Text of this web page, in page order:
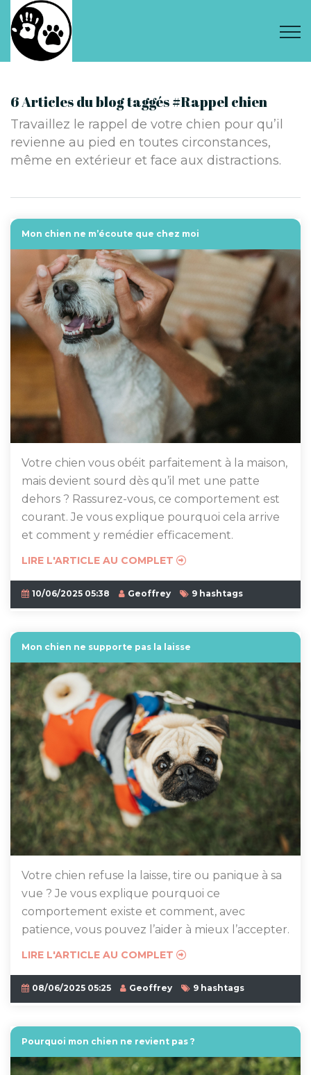
6 Articles du blog taggés #Rappel chien
Travaillez le rappel de votre chien pour qu’il
revienne au pied en toutes circonstances,
même en extérieur et face aux distractions.
Mon chien ne m’écoute que chez moi
Votre chien vous obéit parfaitement à la maison,
mais devient sourd dès qu’il met une patte
dehors ? Rassurez-vous, ce comportement est
courant. Je vous explique pourquoi cela arrive
et comment y remédier efficacement.
LIRE L'ARTICLE AU COMPLET
10/06/2025 05:38 Geoffrey 9 hashtags
Mon chien ne supporte pas la laisse
Votre chien refuse la laisse, tire ou panique à sa
vue ? Je vous explique pourquoi ce
comportement existe et comment, avec
patience, vous pouvez l’aider à mieux l’accepter.
LIRE L'ARTICLE AU COMPLET
08/06/2025 05:25 Geoffrey 9 hashtags
Pourquoi mon chien ne revient pas ?